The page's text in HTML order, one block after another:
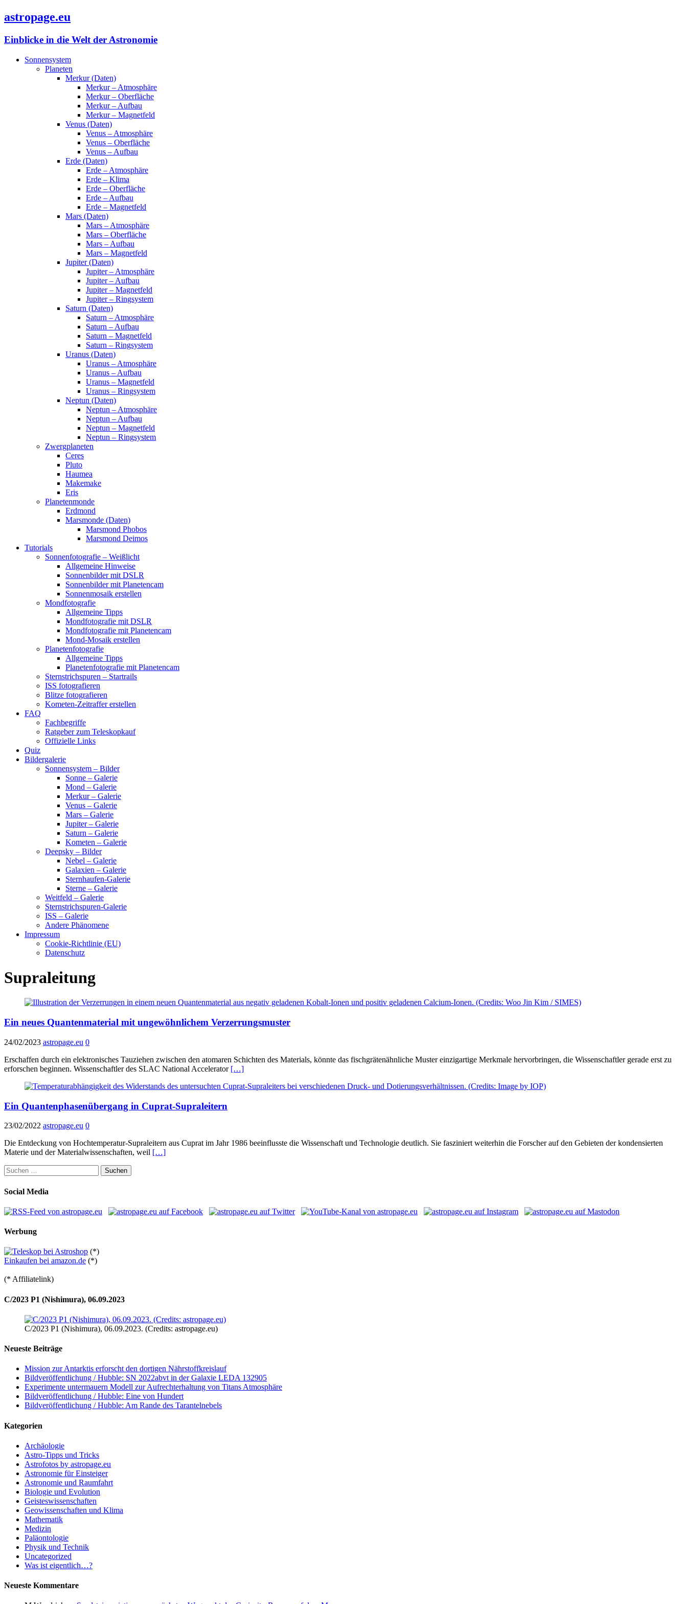
astropage.eu
Einblicke in die Welt der Astronomie
Sonnensystem
Planeten
Merkur (Daten)
Merkur – Atmosphäre
Merkur – Oberfläche
Merkur – Aufbau
Merkur – Magnetfeld
Venus (Daten)
Venus – Atmosphäre
Venus – Oberfläche
Venus – Aufbau
Erde (Daten)
Erde – Atmosphäre
Erde – Klima
Erde – Oberfläche
Erde – Aufbau
Erde – Magnetfeld
Mars (Daten)
Mars – Atmosphäre
Mars – Oberfläche
Mars – Aufbau
Mars – Magnetfeld
Jupiter (Daten)
Jupiter – Atmosphäre
Jupiter – Aufbau
Jupiter – Magnetfeld
Jupiter – Ringsystem
Saturn (Daten)
Saturn – Atmosphäre
Saturn – Aufbau
Saturn – Magnetfeld
Saturn – Ringsystem
Uranus (Daten)
Uranus – Atmosphäre
Uranus – Aufbau
Uranus – Magnetfeld
Uranus – Ringsystem
Neptun (Daten)
Neptun – Atmosphäre
Neptun – Aufbau
Neptun – Magnetfeld
Neptun – Ringsystem
Zwergplaneten
Ceres
Pluto
Haumea
Makemake
Eris
Planetenmonde
Erdmond
Marsmonde (Daten)
Marsmond Phobos
Marsmond Deimos
Tutorials
Sonnenfotografie – Weißlicht
Allgemeine Hinweise
Sonnenbilder mit DSLR
Sonnenbilder mit Planetencam
Sonnenmosaik erstellen
Mondfotografie
Allgemeine Tipps
Mondfotografie mit DSLR
Mondfotografie mit Planetencam
Mond-Mosaik erstellen
Planetenfotografie
Allgemeine Tipps
Planetenfotografie mit Planetencam
Sternstrichspuren – Startrails
ISS fotografieren
Blitze fotografieren
Kometen-Zeitraffer erstellen
FAQ
Fachbegriffe
Ratgeber zum Teleskopkauf
Offizielle Links
Quiz
Bildergalerie
Sonnensystem – Bilder
Sonne – Galerie
Mond – Galerie
Merkur – Galerie
Venus – Galerie
Mars – Galerie
Jupiter – Galerie
Saturn – Galerie
Kometen – Galerie
Deepsky – Bilder
Nebel – Galerie
Galaxien – Galerie
Sternhaufen-Galerie
Sterne – Galerie
Weitfeld – Galerie
Sternstrichspuren-Galerie
ISS – Galerie
Andere Phänomene
Impressum
Cookie-Richtlinie (EU)
Datenschutz
Supraleitung
Ein neues Quantenmaterial mit ungewöhnlichem Verzerrungsmuster
24/02/2023 astropage.eu 0
Erschaffen durch ein elektronisches Tauziehen zwischen den atomaren Schichten des Materials, könnte das fischgrätenähnliche Muster einzigartige Merkmale hervorbringen, die Wissenschaftler gerade erst zu
erforschen beginnen. Wissenschaftler des SLAC National Accelerator […]
Ein Quantenphasenübergang in Cuprat-Supraleitern
23/02/2022 astropage.eu 0
Die Entdeckung von Hochtemperatur-Supraleitern aus Cuprat im Jahr 1986 beeinflusste die Wissenschaft und Technologie deutlich. Sie fasziniert weiterhin die Forscher auf den Gebieten der kondensierten
Materie und der Materialwissenschaften, weil […]
Suchen
nach:
Social Media
Werbung
(*)
Einkaufen bei amazon.de (*)
(* Affiliatelink)
C/2023 P1 (Nishimura), 06.09.2023
C/2023 P1 (Nishimura), 06.09.2023. (Credits: astropage.eu)
Neueste Beiträge
Mission zur Antarktis erforscht den dortigen Nährstoffkreislauf
Bildveröffentlichung / Hubble: SN 2022abvt in der Galaxie LEDA 132905
Experimente untermauern Modell zur Aufrechterhaltung von Titans Atmosphäre
Bildveröffentlichung / Hubble: Eine von Hundert
Bildveröffentlichung / Hubble: Am Rande des Tarantelnebels
Kategorien
Archäologie
Astro-Tipps und Tricks
Astrofotos by astropage.eu
Astronomie für Einsteiger
Astronomie und Raumfahrt
Biologie und Evolution
Geisteswissenschaften
Geowissenschaften und Klima
Mathematik
Medizin
Paläontologie
Physik und Technik
Uncategorized
Was ist eigentlich…?
Neueste Kommentare